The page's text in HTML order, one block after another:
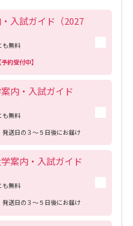
をはじめ、再生医療、がんゲノム医
先端医療を展開しています。 その他に
能登半島地震の災害支援活動に従事す
に貢献することをめざしています。 ＜
会共創研究科・医工共創学科 2027年4
研究分野を創成する新たな学科・研究
をイメージでき、産業界・経済界と一体
術創造をリードできる人材を育成しま
しい健康エイジングが獲得できる医療
えます。課題解決型学習 PBL（Project-
員事例研究講義によって、社会ととも
研究・人材育成環境 世界視野で医療展
ている大学間での研究連携、企業にお
基づく実務型教員による実践的な社会
集積地である中部圏から、社会共創医
センター群とともに、社会の要請に応
開できる人材」を育成します。 ※設置
合があります。
入試ガイド（2027
も無料
約受付中】
内・入試ガイド
も無料
発送日の３～５日後にお届け
案内・入試ガイド
も無料
発送日の３～５日後にお届け